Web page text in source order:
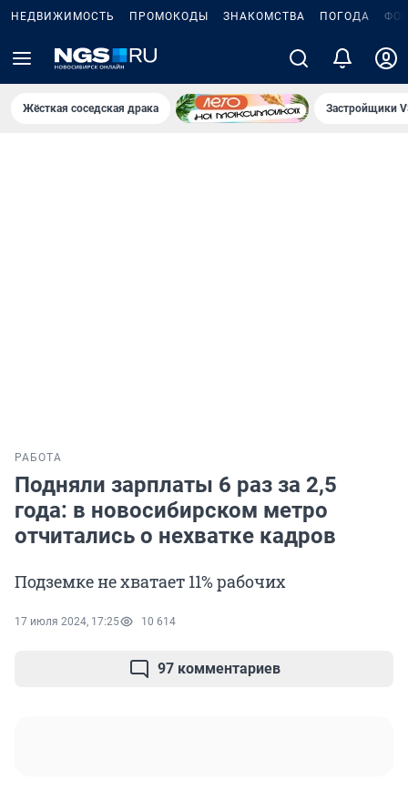
НЕДВИЖИМОСТЬ ПРОМОКОДЫ ЗНАКОМСТВА ПОГОДА
Жёсткая соседская драка Застройщики
РАБОТА
Подняли зарплаты 6 раз за 2,5
года: в новосибирском метро
отчитались о нехватке кадров
Подземке не хватает 11% рабочих
17 июля 2024, 17:25 10 614
97 комментариев